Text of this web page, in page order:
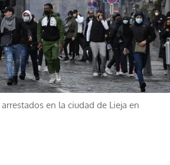
en la ciudad de Lieja en